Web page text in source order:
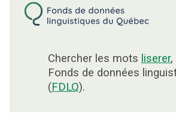
Chercher les mots liserer,
Fonds de données
(FDLQ).